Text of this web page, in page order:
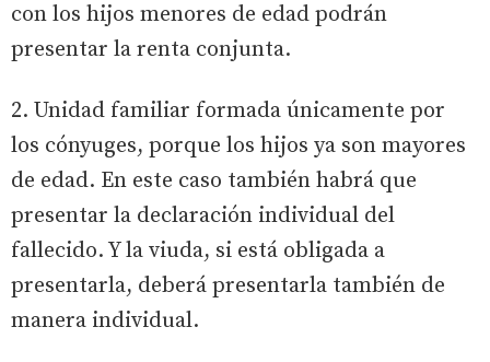
con los hijos menores de edad podrán
presentar la renta conjunta.
2. Unidad familiar formada únicamente por
los cónyuges, porque los hijos ya son mayores
de edad. En este caso también habrá que
presentar la declaración individual del
fallecido. Y la viuda, si está obligada a
presentarla, deberá presentarla también de
manera individual.